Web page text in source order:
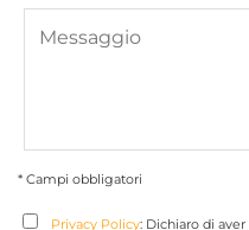
* Campi obbligatori
Privacy Policy: Dichiaro di